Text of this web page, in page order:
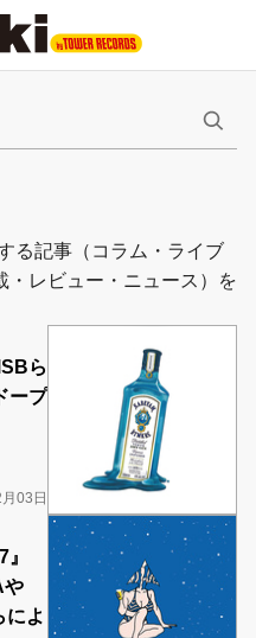
る記事（コラム・ライブ
・レビュー・ニュース）を
ら
ープ
03日
や
よ